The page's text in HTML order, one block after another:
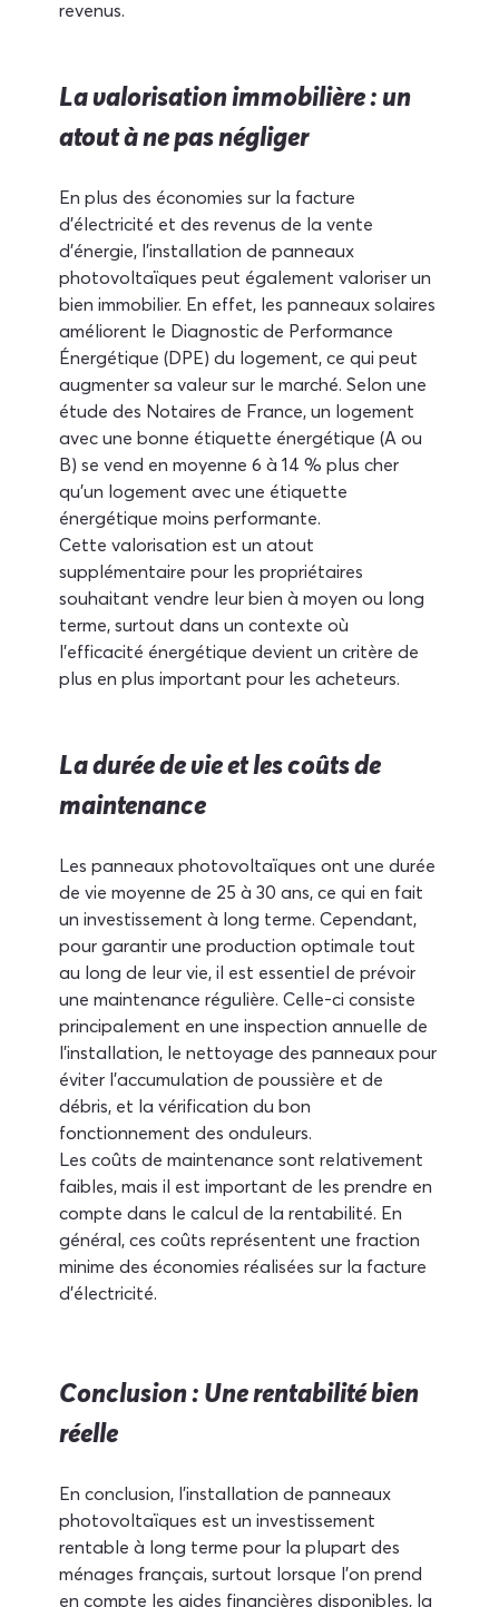
revenus.
La valorisation immobilière : un
atout à ne pas négliger
En plus des économies sur la facture
d'électricité et des revenus de la vente
d'énergie, l'installation de panneaux
photovoltaïques peut également valoriser un
bien immobilier. En effet, les panneaux solaires
améliorent le Diagnostic de Performance
Énergétique (DPE) du logement, ce qui peut
augmenter sa valeur sur le marché. Selon une
étude des Notaires de France, un logement
avec une bonne étiquette énergétique (A ou
B) se vend en moyenne 6 à 14 % plus cher
qu'un logement avec une étiquette
énergétique moins performante.
Cette valorisation est un atout
supplémentaire pour les propriétaires
souhaitant vendre leur bien à moyen ou long
terme, surtout dans un contexte où
l'efficacité énergétique devient un critère de
plus en plus important pour les acheteurs.
La durée de vie et les coûts de
maintenance
Les panneaux photovoltaïques ont une durée
de vie moyenne de 25 à 30 ans, ce qui en fait
un investissement à long terme. Cependant,
pour garantir une production optimale tout
au long de leur vie, il est essentiel de prévoir
une maintenance régulière. Celle-ci consiste
principalement en une inspection annuelle de
l'installation, le nettoyage des panneaux pour
éviter l'accumulation de poussière et de
débris, et la vérification du bon
fonctionnement des onduleurs.
Les coûts de maintenance sont relativement
faibles, mais il est important de les prendre en
compte dans le calcul de la rentabilité. En
général, ces coûts représentent une fraction
minime des économies réalisées sur la facture
d'électricité.
Conclusion : Une rentabilité bien
réelle
En conclusion, l'installation de panneaux
photovoltaïques est un investissement
rentable à long terme pour la plupart des
ménages français, surtout lorsque l'on prend
en compte les aides financières disponibles, la